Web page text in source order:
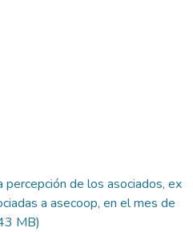
de los asociados, ex
a asecoop, en el mes de
MB)